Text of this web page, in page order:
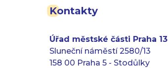
Kontakty
Úřad městské části Praha 13
Sluneční náměstí 2580/13
158 00 Praha 5 - Stodůlky